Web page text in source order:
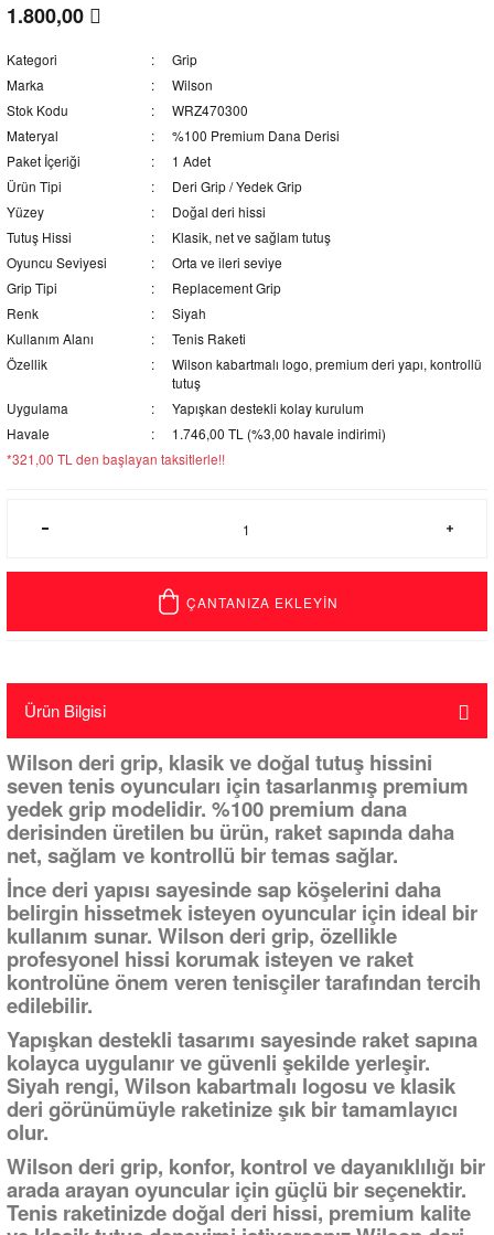
1.800,00
Kategori
Grip
Marka
Wilson
Stok Kodu
WRZ470300
Materyal
%100 Premium Dana Derisi
Paket İçeriği
1 Adet
Ürün Tipi
Deri Grip / Yedek Grip
Yüzey
Doğal deri hissi
Tutuş Hissi
Klasik, net ve sağlam tutuş
Oyuncu Seviyesi
Orta ve ileri seviye
Grip Tipi
Replacement Grip
Renk
Siyah
Kullanım Alanı
Tenis Raketi
Özellik
Wilson kabartmalı logo, premium deri yapı, kontrollü
tutuş
Uygulama
Yapışkan destekli kolay kurulum
Havale
1.746,00 TL (%3,00 havale indirimi)
*321,00 TL den başlayan taksitlerle!!
ÇANTANIZA EKLEYİN
Ürün Bilgisi
Wilson deri grip, klasik ve doğal tutuş hissini
seven tenis oyuncuları için tasarlanmış premium
yedek grip modelidir. %100 premium dana
derisinden üretilen bu ürün, raket sapında daha
net, sağlam ve kontrollü bir temas sağlar.
İnce deri yapısı sayesinde sap köşelerini daha
belirgin hissetmek isteyen oyuncular için ideal bir
kullanım sunar. Wilson deri grip, özellikle
profesyonel hissi korumak isteyen ve raket
kontrolüne önem veren tenisçiler tarafından tercih
edilebilir.
Yapışkan destekli tasarımı sayesinde raket sapına
kolayca uygulanır ve güvenli şekilde yerleşir.
Siyah rengi, Wilson kabartmalı logosu ve klasik
deri görünümüyle raketinize şık bir tamamlayıcı
olur.
Wilson deri grip, konfor, kontrol ve dayanıklılığı bir
arada arayan oyuncular için güçlü bir seçenektir.
Tenis raketinizde doğal deri hissi, premium kalite